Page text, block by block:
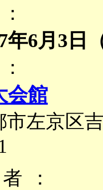
年6月3日
会館
市左京区
：